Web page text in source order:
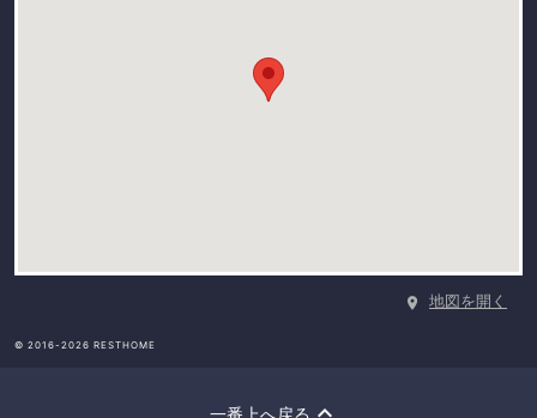
地図を開く
© 2016-2026 RESTHOME
一番上へ戻る